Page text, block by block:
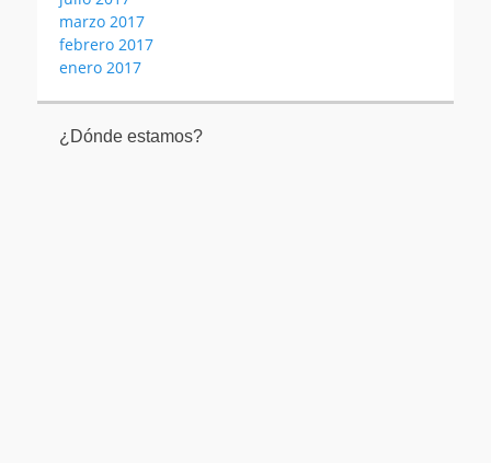
marzo 2017
febrero 2017
enero 2017
¿Dónde estamos?